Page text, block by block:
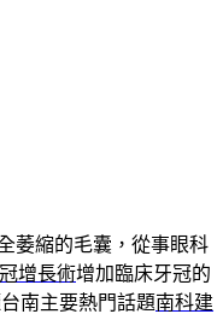
萎縮的毛囊，從事眼科
增長術增加臨床牙冠的
南主要熱門話題南科建